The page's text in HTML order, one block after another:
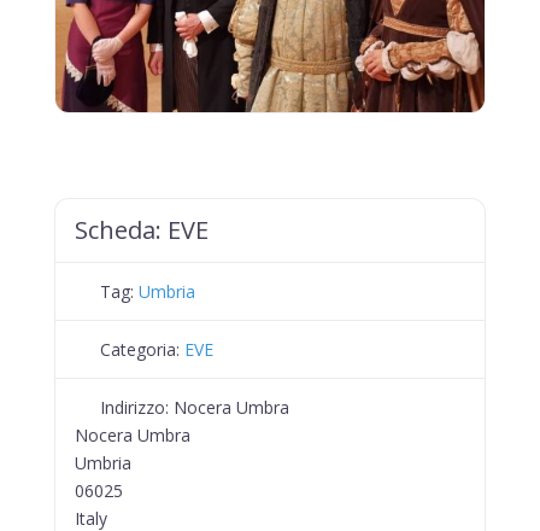
Scheda: EVE
Tag:Umbria
Categoria: EVE
Indirizzo: Nocera Umbra
Nocera Umbra
Umbria
06025
Italy